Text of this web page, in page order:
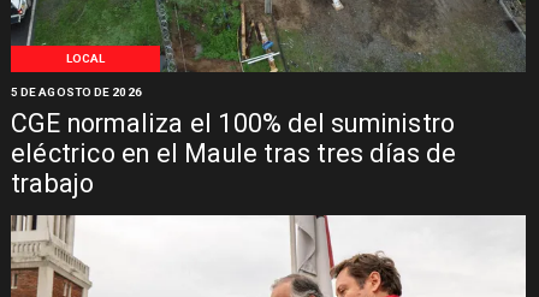
LOCAL
CGE normaliza el 100% del suministro
eléctrico en el Maule tras tres días de
trabajo
5 DE AGOSTO DE 2026